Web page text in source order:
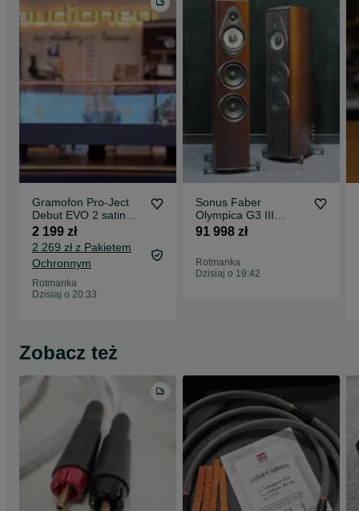
Cewka podwójnie odwrócona: 12
Gramofon Pro-Ject
Debut EVO 2 satin
black Pick IT MM
EVO nowy OUTLET
2 199 zł
2 269 zł z Pakietem
Ochronnym
Rotmanka
Dzisiaj o 20:33
Sonus Faber
Olympica G3 III
kolumny podłogowe
91 998 zł
Rotmanka
Dzisiaj o 19:42
Zobacz też